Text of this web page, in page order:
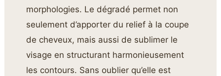
morphologies. Le dégradé permet non
seulement d’apporter du relief à la coupe
de cheveux, mais aussi de sublimer le
visage en structurant harmonieusement
les contours. Sans oublier qu’elle est